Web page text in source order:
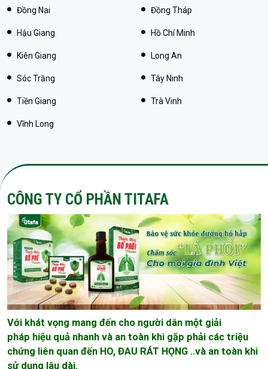
Đồng Nai Đồng Tháp
Hậu Giang Hồ Chí Minh
Kiên Giang Long An
Sóc Trăng Tây Ninh
Tiền Giang Trà Vinh
Vĩnh Long
CÔNG TY CỔ PHẦN TITAFA
Với khát vọng mang đến cho người dân một giải
pháp hiệu quả nhanh và an toàn khi gặp phải các triệu
chứng liên quan đến HO, ĐAU RÁT HỌNG ..và an toàn khi
sử dụng lâu dài.